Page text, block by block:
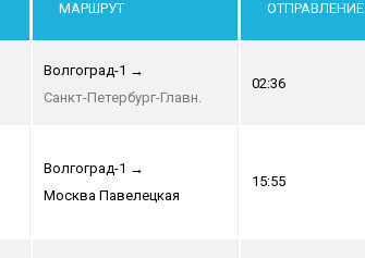
МАРШРУТ ОТПРАВЛЕНИЕ
Волгоград-1 →
Санкт-Петербург-Главн.
02:36
Волгоград-1 →
Москва Павелецкая
15:55